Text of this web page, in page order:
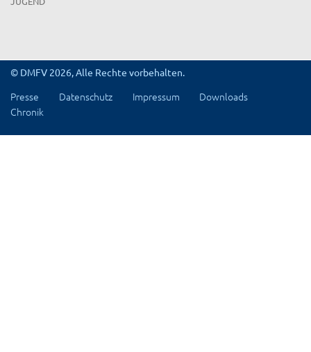
© DMFV 2026, Alle Rechte vorbehalten.
Presse Datenschutz Impressum
Downloads
Chronik